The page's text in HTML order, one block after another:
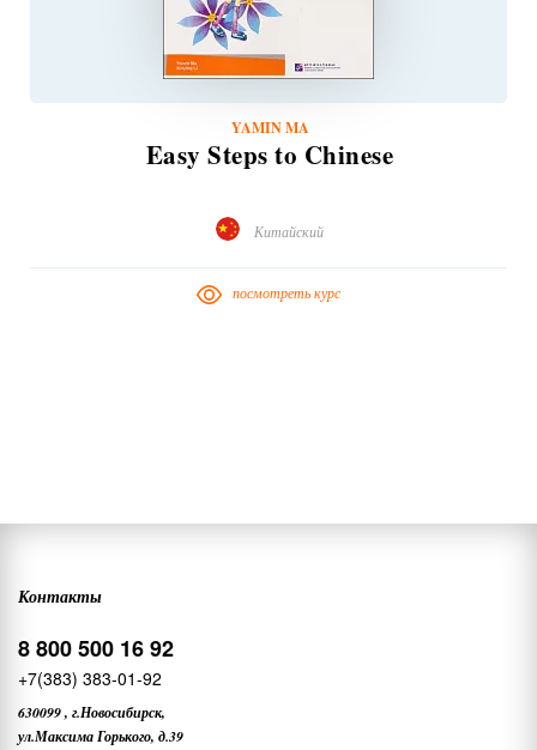
YAMIN MA
Easy Steps to Chinese
Китайский
посмотреть курс
Контакты
8 800 500 16 92
+7(383) 383-01-92
630099, г.Новосибирск,
ул.Максима Горького, д.39